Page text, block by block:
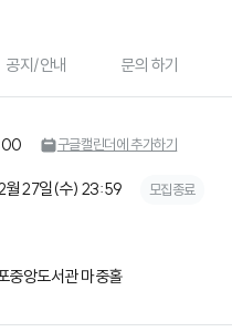
공지/안내 문의 하기
구글캘린더에 추가하기
27일(수) 23:59 모집종료
중앙도서관 마중홀